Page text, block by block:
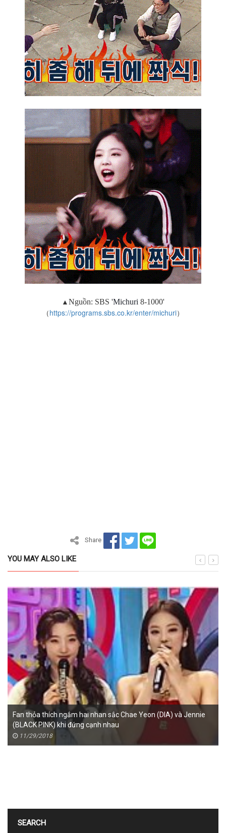
▲Nguồn: SBS 'Michuri 8-1000'
（https://programs.sbs.co.kr/enter/michuri）
Share
YOU MAY ALSO LIKE
Fan thỏa thích ngắm hai nhan sắc Chae Yeon (DIA) và Jennie
(BLACK PINK) khi đứng cạnh nhau
11/29/2018
SEARCH